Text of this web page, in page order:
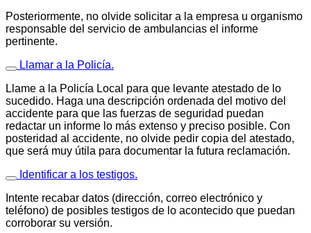
Posteriormente, no olvide solicitar a la empresa u organismo
responsable del servicio de ambulancias el informe
pertinente.
Llamar a la Policía.
Llame a la Policía Local para que levante atestado de lo
sucedido. Haga una descripción ordenada del motivo del
accidente para que las fuerzas de seguridad puedan
redactar un informe lo más extenso y preciso posible. Con
posteridad al accidente, no olvide pedir copia del atestado,
que será muy útila para documentar la futura reclamación.
Identificar a los testigos.
Intente recabar datos (dirección, correo electrónico y
teléfono) de posibles testigos de lo acontecido que puedan
corroborar su versión.